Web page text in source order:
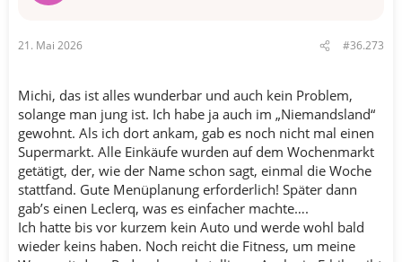
:
21. Mai 2026 #36.273
Michi, das ist alles wunderbar und auch kein Problem,
solange man jung ist. Ich habe ja auch im „Niemandsland“
gewohnt. Als ich dort ankam, gab es noch nicht mal einen
Supermarkt. Alle Einkäufe wurden auf dem Wochenmarkt
getätigt, der, wie der Name schon sagt, einmal die Woche
stattfand. Gute Menüplanung erforderlich! Später dann
gab’s einen Leclerq, was es einfacher machte….
Ich hatte bis vor kurzem kein Auto und werde wohl bald
wieder keins haben. Noch reicht die Fitness, um meine